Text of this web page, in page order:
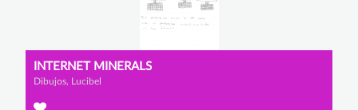
INTERNET MINERALS
Dibujos, Lucibel